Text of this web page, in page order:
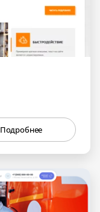
Подробнее